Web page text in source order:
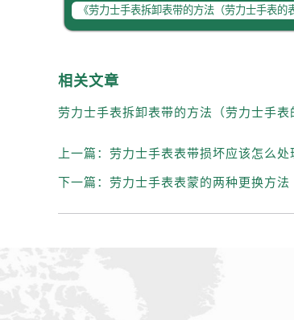
相关文章
上一篇： 劳力士手表表带损坏应该怎么处
下一篇： 劳力士手表表蒙的两种更换方法